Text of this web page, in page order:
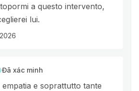
a questo intervento,
lui.
Đã xác minh
e soprattutto tante